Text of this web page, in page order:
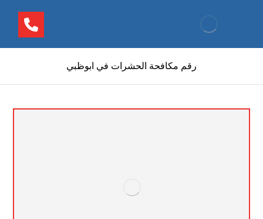
رقم مكافحة الحشرات في ابوظبي